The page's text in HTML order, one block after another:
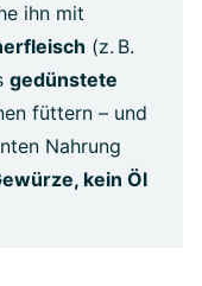
ihn mit
(z. B.
gedünstete
füttern – und
Nahrung
kein Öl